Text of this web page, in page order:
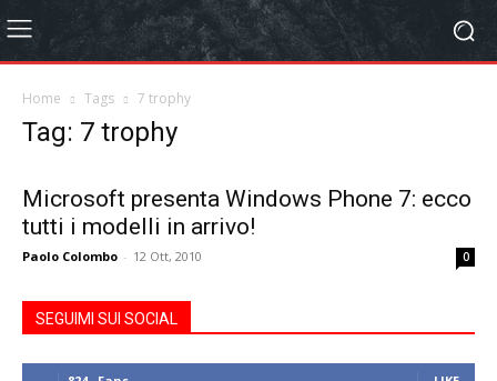
Home Tags 7 trophy
Tag: 7 trophy
Microsoft presenta Windows Phone 7: ecco
tutti i modelli in arrivo!
Paolo Colombo - 12 Ott, 2010 0
SEGUIMI SUI SOCIAL